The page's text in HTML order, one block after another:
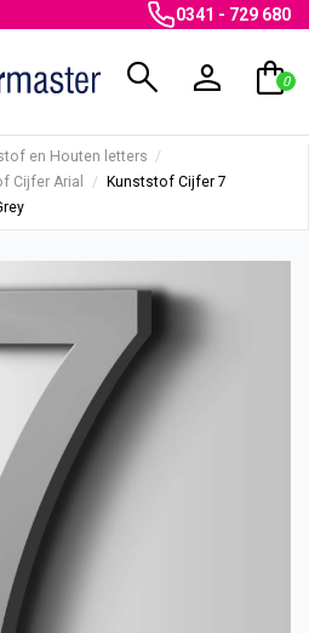
0341 - 729 680
search person shopping_bag
0
en Houten letters
Cijfer Arial
Kunststof Cijfer 7